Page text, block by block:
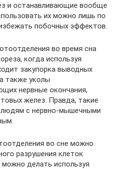
и останавливающие вообще
их можно лишь по
побочных эффектов.
во время сна
когда используя
закупорка выводных
также уколы
нервные окончания,
желез. Правда, такие
людям с нервно-мышечными
во сне можно
разрушения клеток
делать используя